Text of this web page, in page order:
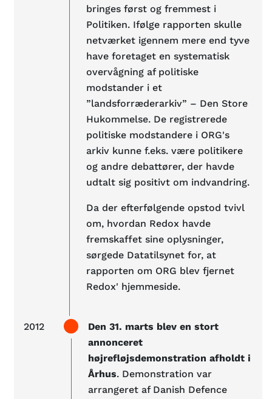
bringes først og fremmest i
Politiken. Ifølge rapporten skulle
netværket igennem mere end tyve
have foretaget en systematisk
overvågning af politiske
modstander i et
”landsforræderarkiv” – Den Store
Hukommelse. De registrerede
politiske modstandere i ORG's
arkiv kunne f.eks. være politikere
og andre debattører, der havde
udtalt sig positivt om indvandring.
Da der efterfølgende opstod tvivl
om, hvordan Redox havde
fremskaffet sine oplysninger,
sørgede Datatilsynet for, at
rapporten om ORG blev fjernet
Redox' hjemmeside.
2012
Den 31. marts blev en stort
annonceret
højrefløjsdemonstration afholdt i
Århus. Demonstration var
arrangeret af Danish Defence